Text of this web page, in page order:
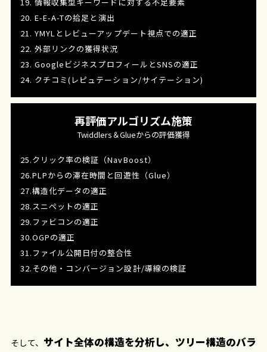
20. E-E-A-Tの拾足と演出
21. YMYLとレビューアップデート視点での適正
22. 外部リンクの獲得状況
23. GoogleビジネスプロフィールとSNSの適正
24. クチコミ(レピュテーション/サイテーション)
再評価アルゴリズム施策
Twiddlers＆Glueからの評価獲得
25.クリック率の検証（NavBoost）
26.PLPからの滞在時間と回遊性（Glue）
27.構造化データの適正
28.スニペットの適正
29.ファビコンの適正
30.OGPの適正
31.ファイル公開日付の整合性
32.その他・コンバージョン設計/導線の検証
そして、 サイト全体の構造を分析し、ツリー構造のバラ